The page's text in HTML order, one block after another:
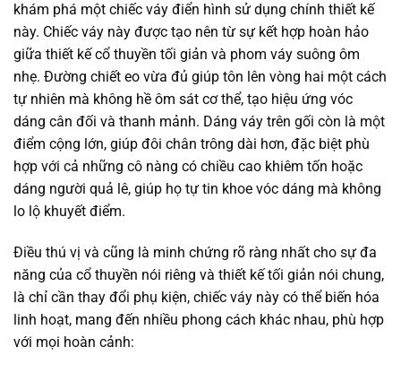
khám phá một chiếc váy điển hình sử dụng chính thiết kế
này. Chiếc váy này được tạo nên từ sự kết hợp hoàn hảo
giữa thiết kế cổ thuyền tối giản và phom váy suông ôm
nhẹ. Đường chiết eo vừa đủ giúp tôn lên vòng hai một cách
tự nhiên mà không hề ôm sát cơ thể, tạo hiệu ứng vóc
dáng cân đối và thanh mảnh. Dáng váy trên gối còn là một
điểm cộng lớn, giúp đôi chân trông dài hơn, đặc biệt phù
hợp với cả những cô nàng có chiều cao khiêm tốn hoặc
dáng người quả lê, giúp họ tự tin khoe vóc dáng mà không
lo lộ khuyết điểm.
Điều thú vị và cũng là minh chứng rõ ràng nhất cho sự đa
năng của cổ thuyền nói riêng và thiết kế tối giản nói chung,
là chỉ cần thay đổi phụ kiện, chiếc váy này có thể biến hóa
linh hoạt, mang đến nhiều phong cách khác nhau, phù hợp
với mọi hoàn cảnh: